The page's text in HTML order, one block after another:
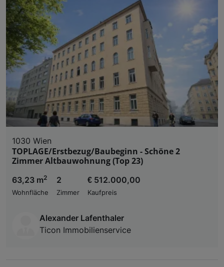
1030 Wien
TOPLAGE/Erstbezug/Baubeginn - Schöne 2
Zimmer Altbauwohnung (Top 23)
63,23 m2
Wohnfläche
2
Zimmer
€ 512.000,00
Kaufpreis
Alexander Lafenthaler
Ticon Immobilienservice